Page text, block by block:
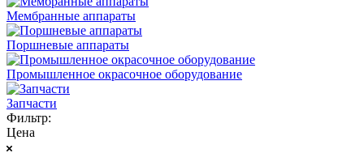
Мембранные аппараты
Поршневые аппараты
Промышленное окрасочное оборудование
Запчасти
Фильтр:
Цена